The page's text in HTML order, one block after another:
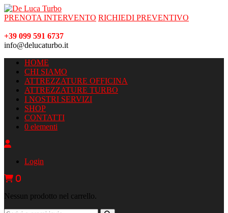
PRENOTA INTERVENTO RICHIEDI PREVENTIVO
+39 099 591 6737
info@delucaturbo.it
HOME
CHI SIAMO
ATTREZZATURE OFFICINA
ATTREZZATURE TURBO
I NOSTRI SERVIZI
SHOP
CONTATTI
0 elementi
Login
0
Nessun prodotto nel carrello.